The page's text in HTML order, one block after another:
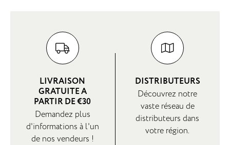
LIVRAISON
GRATUITE A
PARTIR DE €30
Demandez plus
d'informations à l'un
de nos vendeurs !
DISTRIBUTEURS
Découvrez notre
vaste réseau de
distributeurs dans
votre région.